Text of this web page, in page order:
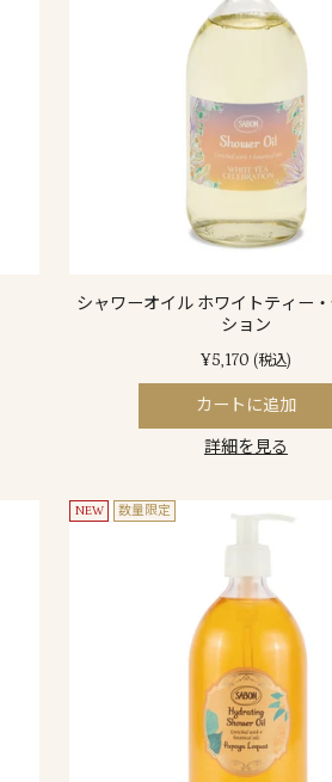
シャワーオイル ホワイトティー
ション
¥5,170 (税込)
カートに追加
詳細を見る
NEW 数量限定